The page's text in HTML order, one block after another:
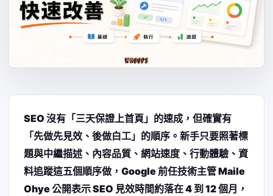
SEO 沒有「三天保證上首頁」的速成，但確實有
「先做先見效、後做白工」的順序。新手只要照著標
題與中繼描述、內容品質、網站速度、行動體驗、資
料追蹤這五個順序做，Google 前任技術主管 Maile
Ohye 公開表示 SEO 見效時間約落在 4 到 12 個月，